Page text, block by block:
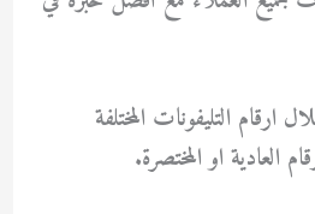
التليفونات المختلفة
العادية او المختصرة.